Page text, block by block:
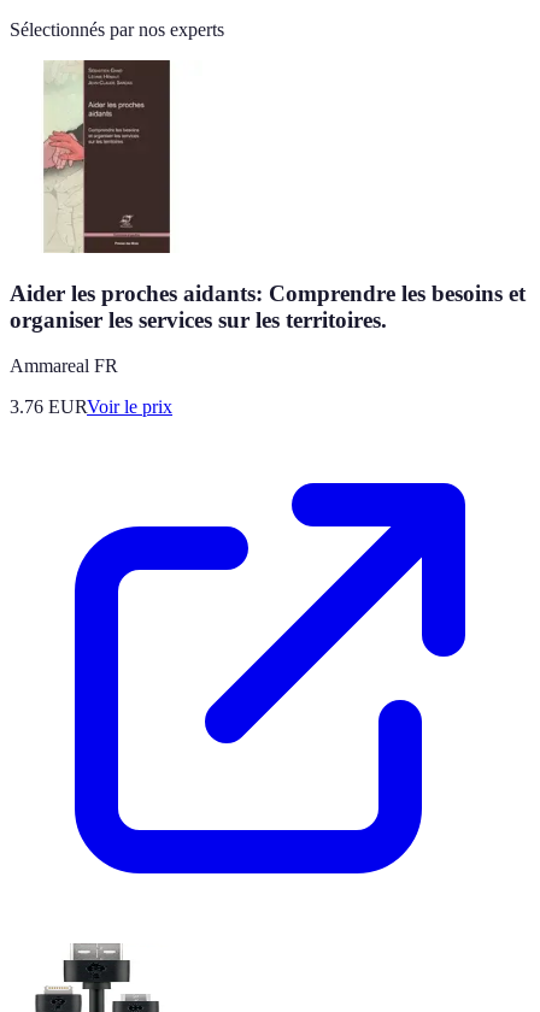
Sélectionnés par nos experts
Aider les proches aidants: Comprendre les besoins et
organiser les services sur les territoires.
Ammareal FR
3.76 EURVoir le prix